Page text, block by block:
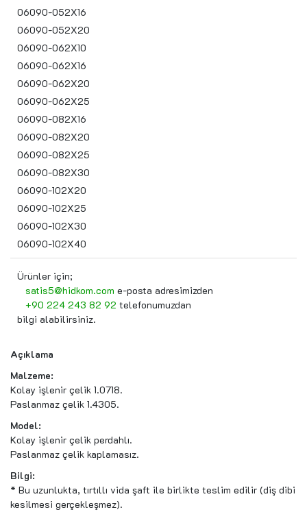
06090-052X16
06090-052X20
06090-062X10
06090-062X16
06090-062X20
06090-062X25
06090-082X16
06090-082X20
06090-082X25
06090-082X30
06090-102X20
06090-102X25
06090-102X30
06090-102X40
Ürünler için;
satis5@hidkom.com e-posta adresimizden
+90 224 243 82 92 telefonumuzdan
bilgi alabilirsiniz.
Açıklama
Malzeme:
Kolay işlenir çelik 1.0718.
Paslanmaz çelik 1.4305.
Model:
Kolay işlenir çelik perdahlı.
Paslanmaz çelik kaplamasız.
Bilgi:
* Bu uzunlukta, tırtıllı vida şaft ile birlikte teslim edilir (diş dibi
kesilmesi gerçekleşmez).